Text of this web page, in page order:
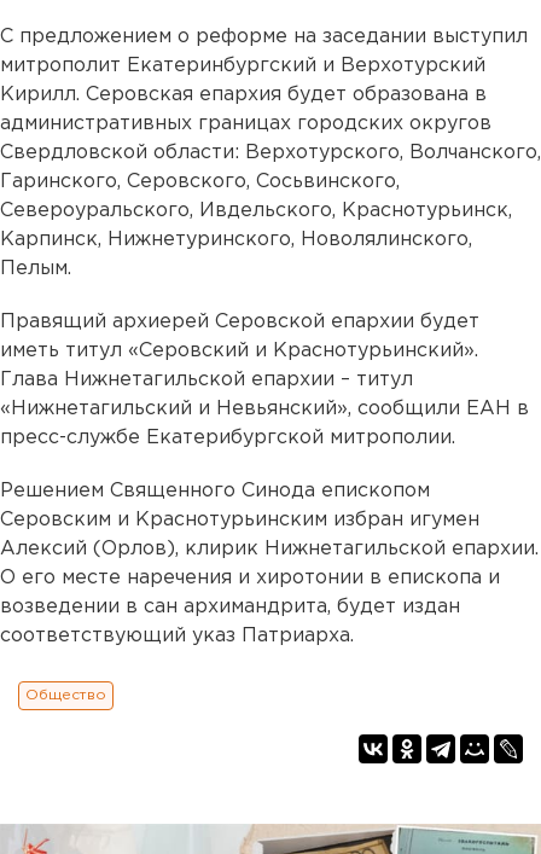
С предложением о реформе на заседании выступил
митрополит Екатеринбургский и Верхотурский
Кирилл. Серовская епархия будет образована в
административных границах городских округов
Свердловской области: Верхотурского, Волчанского,
Гаринского, Серовского, Сосьвинского,
Североуральского, Ивдельского, Краснотурьинск,
Карпинск, Нижнетуринского, Новолялинского,
Пелым.
Правящий архиерей Серовской епархии будет
иметь титул «Серовский и Краснотурьинский».
Глава Нижнетагильской епархии – титул
«Нижнетагильский и Невьянский», сообщили ЕАН в
пресс-службе Екатерибургской митрополии.
Решением Священного Синода епископом
Серовским и Краснотурьинским избран игумен
Алексий (Орлов), клирик Нижнетагильской епархии.
О его месте наречения и хиротонии в епископа и
возведении в сан архимандрита, будет издан
соответствующий указ Патриарха.
Общество